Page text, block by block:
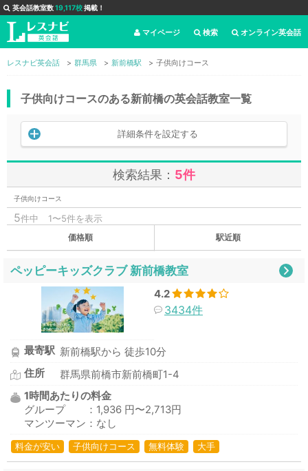
英会話教室数19,117校掲載！
オンライン英会話
検索
マイページ
レスナビ英会話 群馬県 新前橋駅 子供向けコース
子供向けコースのある新前橋の英会話教室一覧
詳細条件を設定する
検索結果： 5件
子供向けコース
5件中 1〜5件を表示
価格順 駅近順
ペッピーキッズクラブ 新前橋教室
4.2
3434件
最寄駅 新前橋駅から 徒歩10分
住所
群馬県前橋市新前橋町1-4
1時間あたりの料金
グループ ：1,936 円〜2,713円
マンツーマン：なし
料金が安い 子供向けコース 無料体験 大手